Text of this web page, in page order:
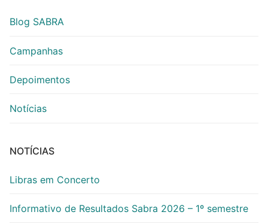
Blog SABRA
Campanhas
Depoimentos
Notícias
NOTÍCIAS
Libras em Concerto
Informativo de Resultados Sabra 2026 – 1º semestre